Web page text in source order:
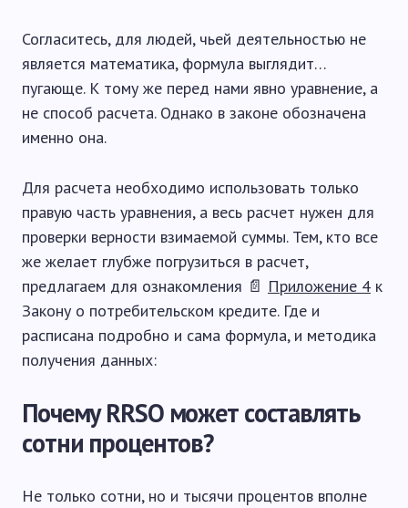
Согласитесь, для людей, чьей деятельностью не
является математика, формула выглядит…
пугающе. К тому же перед нами явно уравнение, а
не способ расчета. Однако в законе обозначена
именно она.
Для расчета необходимо использовать только
правую часть уравнения, а весь расчет нужен для
проверки верности взимаемой суммы. Тем, кто все
же желает глубже погрузиться в расчет,
предлагаем для ознакомления 📄 Приложение 4 к
Закону о потребительском кредите. Где и
расписана подробно и сама формула, и методика
получения данных:
Почему RRSO может составлять
сотни процентов?
Не только сотни, но и тысячи процентов вполне